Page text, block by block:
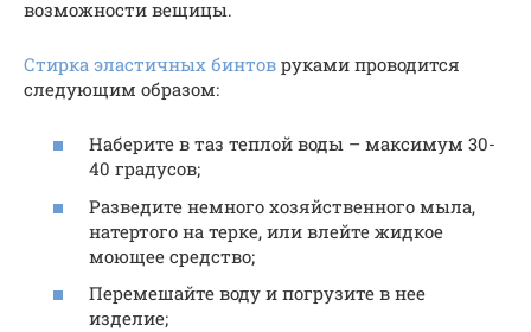
возможности вещицы.
Стирка эластичных бинтов руками проводится
следующим образом:
Наберите в таз теплой воды – максимум 30-
40 градусов;
Разведите немного хозяйственного мыла,
натертого на терке, или влейте жидкое
моющее средство;
Перемешайте воду и погрузите в нее
изделие;